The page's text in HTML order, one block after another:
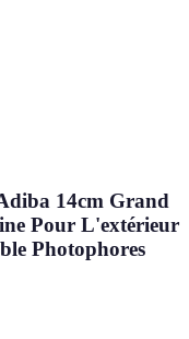
14cm Grand
Pour L'extérieur
Photophores